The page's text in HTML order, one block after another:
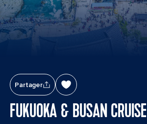
Partager
FUKUOKA & BUSAN CRUISE